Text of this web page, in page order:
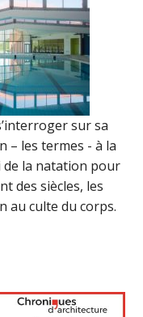
sur sa
– les termes - à la
de la natation pour
des siècles, les
au culte du corps.